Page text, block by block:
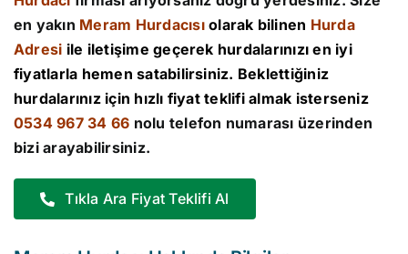
en yakın Meram Hurdacısı olarak bilinen Hurda
Adresi ile iletişime geçerek hurdalarınızı en iyi
fiyatlarla hemen satabilirsiniz. Beklettiğiniz
hurdalarınız için hızlı fiyat teklifi almak isterseniz
0534 967 34 66 nolu telefon numarası üzerinden
bizi arayabilirsiniz.
Tıkla Ara Fiyat Teklifi Al